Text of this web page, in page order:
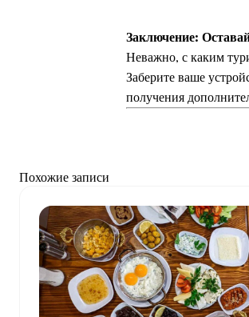
Заключение:
Неважно, с каким
Заберите ваше
получения
Похожие записи